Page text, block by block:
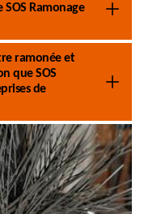
SOS Ramonage
ramonée et
que SOS
de